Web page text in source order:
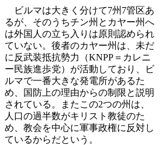
ビルマは大きく分けて7州7管区あ
るが、そのうちチン州とカヤー州へ
は外国人の立ち入りは原則認められ
ていない。後者のカヤー州は、未だ
に反武装抵抗勢力（KNPP＝カレニ
ー民族進歩党）が活動しており、ビ
ルマで一番大きな発電所があるた
め、国防上の理由からの制限と説明
されている。またこの2つの州は、
人口の過半数がキリスト教徒のた
め、教会を中心に軍事政権に反対し
ているからだという。